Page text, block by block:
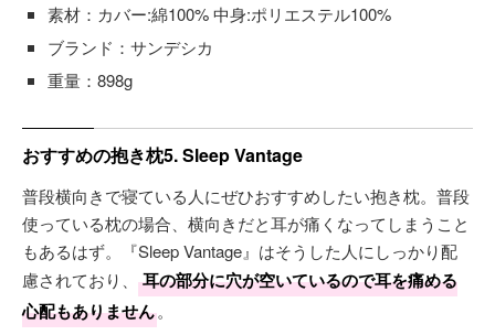
素材：カバー:綿100% 中身:ポリエステル100%
ブランド：サンデシカ
重量：898g
おすすめの抱き枕5. Sleep Vantage
普段横向きで寝ている人にぜひおすすめしたい抱き枕。普段
使っている枕の場合、横向きだと耳が痛くなってしまうこと
もあるはず。『Sleep Vantage』はそうした人にしっかり配
慮されており、
耳の部分に穴が空いているので耳を痛める
心配もありません。